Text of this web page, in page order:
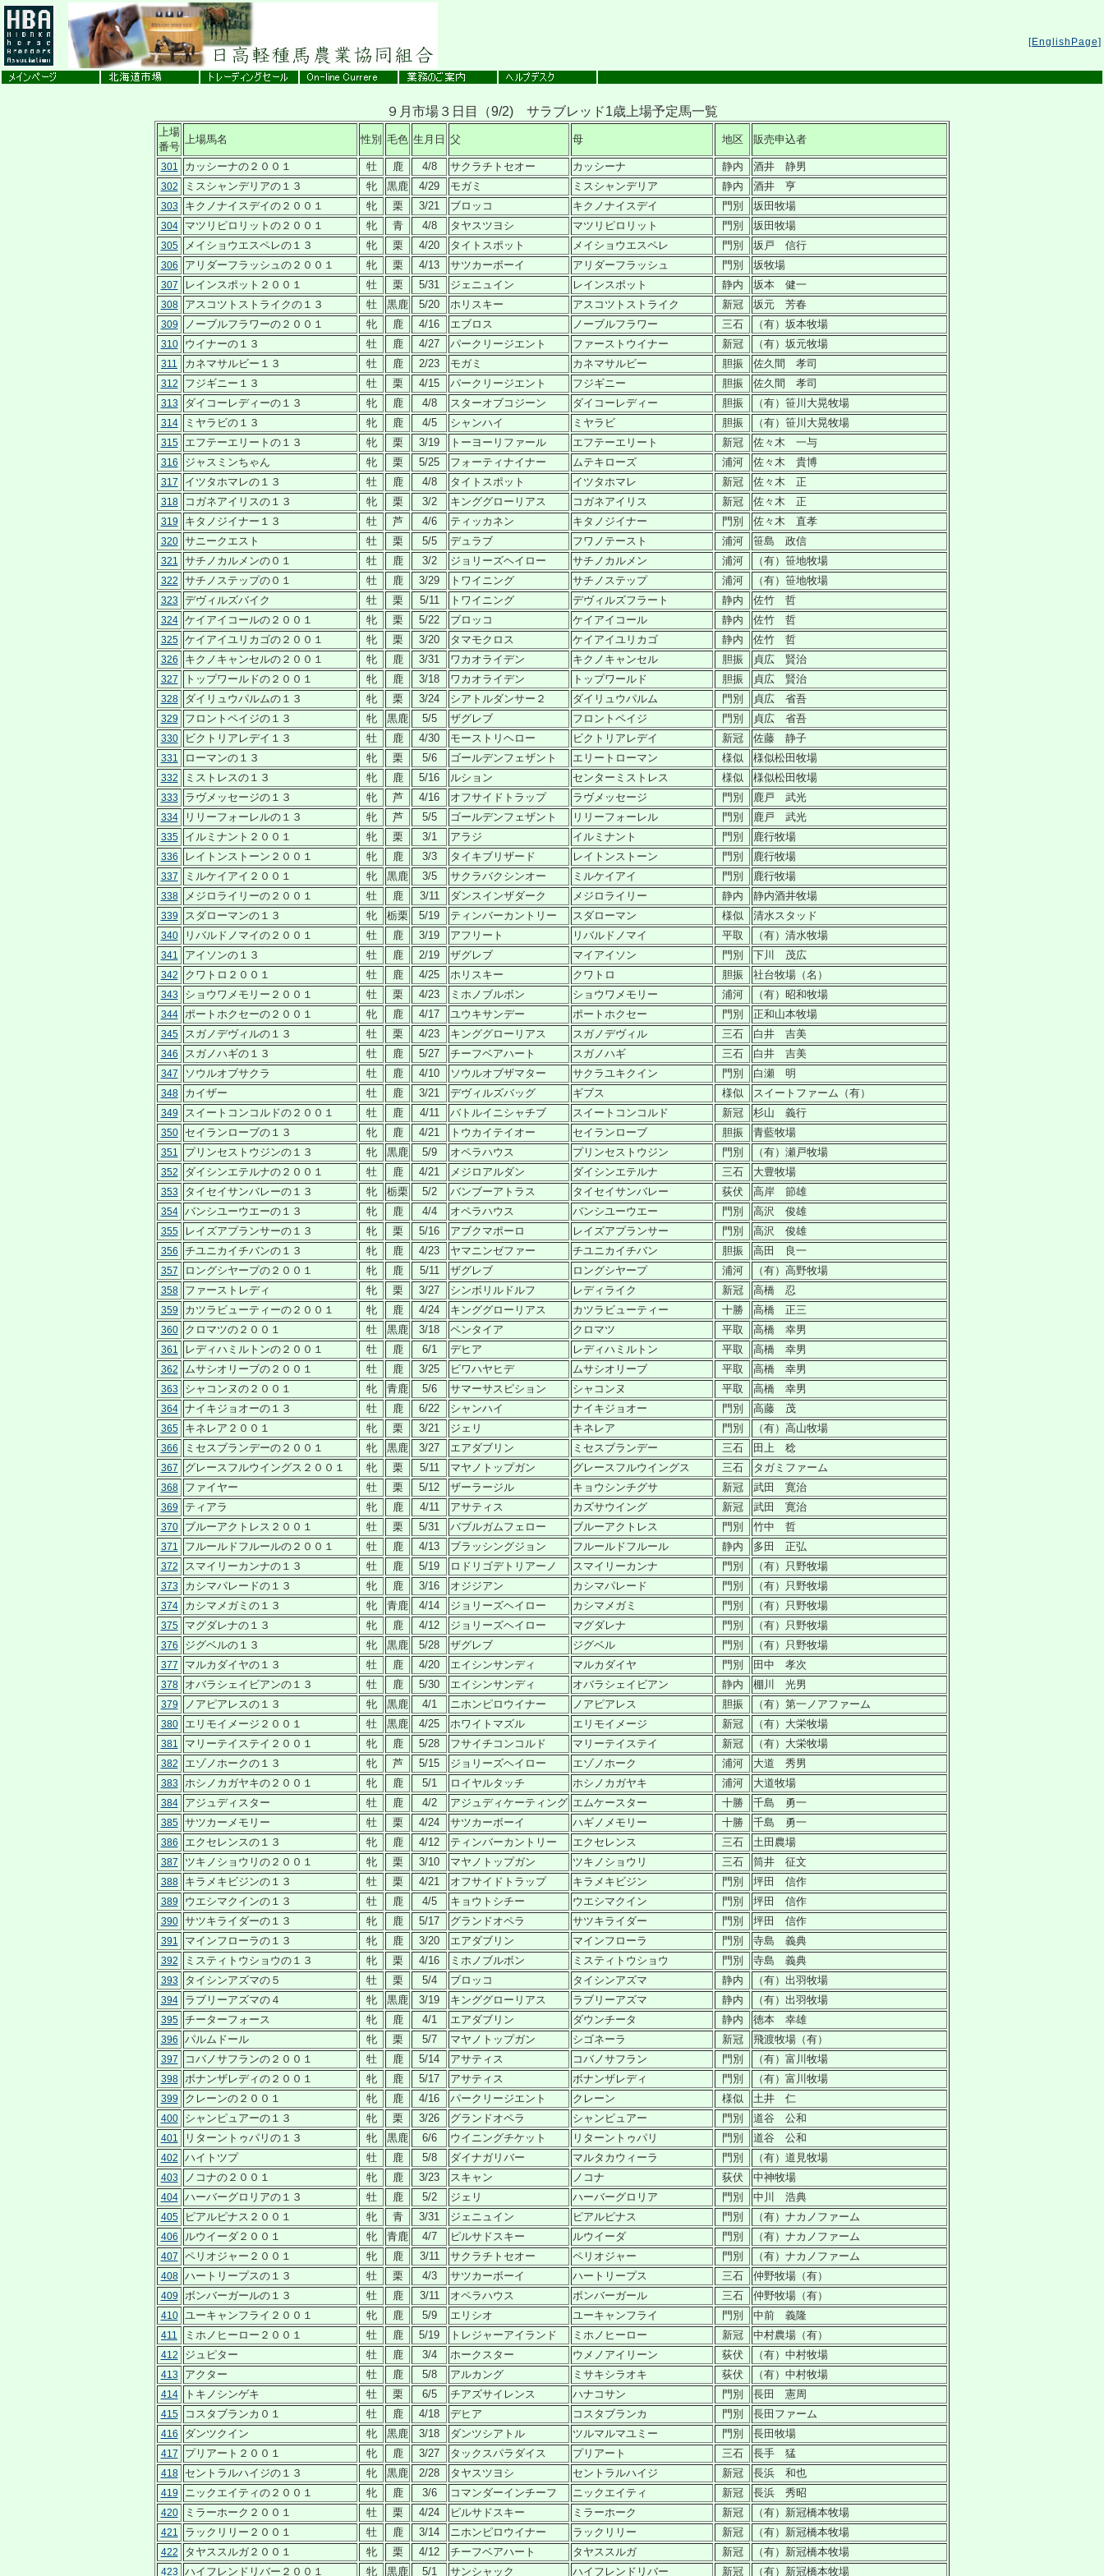
[EnglishPage]
９月市場３日目（9/2) サラブレッド1歳上場予定馬一覧
上場
番号
上場馬名 性別 毛色 生月日 父 母 地区 販売申込者
301 カッシーナの２００１ 牡 鹿 4/8 サクラチトセオー カッシーナ 静内 酒井 静男
302 ミスシャンデリアの１３ 牝 黒鹿 4/29 モガミ ミスシャンデリア 静内 酒井 亨
303 キクノナイスデイの２００１ 牝 栗 3/21 ブロッコ キクノナイスデイ 門別 坂田牧場
304 マツリピロリットの２００１ 牝 青 4/8 タヤスツヨシ マツリピロリット 門別 坂田牧場
305 メイショウエスペレの１３ 牝 栗 4/20 タイトスポット メイショウエスペレ 門別 坂戸 信行
306 アリダーフラッシュの２００１ 牝 栗 4/13 サツカーボーイ アリダーフラッシュ 門別 坂牧場
307 レインスポット２００１ 牡 栗 5/31 ジェニュイン レインスポット 静内 坂本 健一
308 アスコツトストライクの１３ 牡 黒鹿 5/20 ホリスキー アスコツトストライク 新冠 坂元 芳春
309 ノーブルフラワーの２００１ 牝 鹿 4/16 エブロス ノーブルフラワー 三石 （有）坂本牧場
310 ウイナーの１３ 牡 鹿 4/27 パークリージエント ファーストウイナー 新冠 （有）坂元牧場
311 カネマサルビー１３ 牡 鹿 2/23 モガミ カネマサルビー 胆振 佐久間 孝司
312 フジギニー１３ 牡 栗 4/15 パークリージエント フジギニー 胆振 佐久間 孝司
313 ダイコーレディーの１３ 牝 鹿 4/8 スターオブコジーン ダイコーレディー 胆振 （有）笹川大晃牧場
314 ミヤラビの１３ 牝 鹿 4/5 シャンハイ ミヤラビ 胆振 （有）笹川大晃牧場
315 エフテーエリートの１３ 牝 栗 3/19 トーヨーリファール エフテーエリート 新冠 佐々木 一与
316 ジャスミンちゃん 牝 栗 5/25 フォーティナイナー ムテキローズ 浦河 佐々木 貴博
317 イツタホマレの１３ 牡 鹿 4/8 タイトスポット イツタホマレ 新冠 佐々木 正
318 コガネアイリスの１３ 牝 栗 3/2 キンググローリアス コガネアイリス 新冠 佐々木 正
319 キタノジイナー１３ 牡 芦 4/6 ティッカネン キタノジイナー 門別 佐々木 直孝
320 サニークエスト 牡 栗 5/5 デュラブ フワノテースト 浦河 笹島 政信
321 サチノカルメンの０１ 牡 鹿 3/2 ジョリーズヘイロー サチノカルメン 浦河 （有）笹地牧場
322 サチノステップの０１ 牡 鹿 3/29 トワイニング サチノステップ 浦河 （有）笹地牧場
323 デヴィルズバイク 牡 栗 5/11 トワイニング デヴィルズフラート 静内 佐竹 哲
324 ケイアイコールの２００１ 牝 栗 5/22 ブロッコ ケイアイコール 静内 佐竹 哲
325 ケイアイユリカゴの２００１ 牝 栗 3/20 タマモクロス ケイアイユリカゴ 静内 佐竹 哲
326 キクノキャンセルの２００１ 牝 鹿 3/31 ワカオライデン キクノキャンセル 胆振 貞広 賢治
327 トップワールドの２００１ 牝 鹿 3/18 ワカオライデン トップワールド 胆振 貞広 賢治
328 ダイリュウパルムの１３ 牝 栗 3/24 シアトルダンサー２ ダイリュウパルム 門別 貞広 省吾
329 フロントペイジの１３ 牝 黒鹿 5/5 ザグレブ フロントペイジ 門別 貞広 省吾
330 ビクトリアレデイ１３ 牡 鹿 4/30 モーストリヘロー ビクトリアレデイ 新冠 佐藤 静子
331 ローマンの１３ 牝 栗 5/6 ゴールデンフェザント エリートローマン 様似 様似松田牧場
332 ミストレスの１３ 牝 鹿 5/16 ルション センターミストレス 様似 様似松田牧場
333 ラヴメッセージの１３ 牝 芦 4/16 オフサイドトラップ ラヴメッセージ 門別 鹿戸 武光
334 リリーフォーレルの１３ 牝 芦 5/5 ゴールデンフェザント リリーフォーレル 門別 鹿戸 武光
335 イルミナント２００１ 牝 栗 3/1 アラジ イルミナント 門別 鹿行牧場
336 レイトンストーン２００１ 牝 鹿 3/3 タイキブリザード レイトンストーン 門別 鹿行牧場
337 ミルケイアイ２００１ 牝 黒鹿 3/5 サクラバクシンオー ミルケイアイ 門別 鹿行牧場
338 メジロライリーの２００１ 牡 鹿 3/11 ダンスインザダーク メジロライリー 静内 静内酒井牧場
339 スダローマンの１３ 牝 栃栗 5/19 ティンバーカントリー スダローマン 様似 清水スタッド
340 リバルドノマイの２００１ 牡 鹿 3/19 アフリート リバルドノマイ 平取 （有）清水牧場
341 アイソンの１３ 牡 鹿 2/19 ザグレブ マイアイソン 門別 下川 茂広
342 クワトロ２００１ 牡 鹿 4/25 ホリスキー クワトロ 胆振 社台牧場（名）
343 ショウワメモリー２００１ 牡 栗 4/23 ミホノブルボン ショウワメモリー 浦河 （有）昭和牧場
344 ポートホクセーの２００１ 牝 鹿 4/17 ユウキサンデー ポートホクセー 門別 正和山本牧場
345 スガノデヴィルの１３ 牡 栗 4/23 キンググローリアス スガノデヴィル 三石 白井 吉美
346 スガノハギの１３ 牡 鹿 5/27 チーフベアハート スガノハギ 三石 白井 吉美
347 ソウルオブサクラ 牡 鹿 4/10 ソウルオブザマター サクラユキクイン 門別 白瀬 明
348 カイザー 牡 鹿 3/21 デヴィルズバッグ ギブス 様似 スイートファーム（有）
349 スイートコンコルドの２００１ 牡 鹿 4/11 バトルイニシャチブ スイートコンコルド 新冠 杉山 義行
350 セイランローブの１３ 牝 鹿 4/21 トウカイテイオー セイランローブ 胆振 青藍牧場
351 プリンセストウジンの１３ 牝 黒鹿 5/9 オペラハウス プリンセストウジン 門別 （有）瀬戸牧場
352 ダイシンエテルナの２００１ 牡 鹿 4/21 メジロアルダン ダイシンエテルナ 三石 大豊牧場
353 タイセイサンバレーの１３ 牝 栃栗 5/2 バンブーアトラス タイセイサンバレー 荻伏 高岸 節雄
354 バンシユーウエーの１３ 牝 鹿 4/4 オペラハウス バンシユーウエー 門別 高沢 俊雄
355 レイズアプランサーの１３ 牝 栗 5/16 アブクマポーロ レイズアプランサー 門別 高沢 俊雄
356 チユニカイチバンの１３ 牝 鹿 4/23 ヤマニンゼファー チユニカイチバン 胆振 高田 良一
357 ロングシヤープの２００１ 牝 鹿 5/11 ザグレブ ロングシヤープ 浦河 （有）高野牧場
358 ファーストレディ 牝 栗 3/27 シンボリルドルフ レディライク 新冠 高橋 忍
359 カツラビューティーの２００１ 牝 鹿 4/24 キンググローリアス カツラビューティー 十勝 高橋 正三
360 クロマツの２００１ 牡 黒鹿 3/18 ペンタイア クロマツ 平取 高橋 幸男
361 レディハミルトンの２００１ 牡 鹿 6/1 デヒア レディハミルトン 平取 高橋 幸男
362 ムサシオリーブの２００１ 牡 鹿 3/25 ビワハヤヒデ ムサシオリーブ 平取 高橋 幸男
363 シャコンヌの２００１ 牝 青鹿 5/6 サマーサスピション シャコンヌ 平取 高橋 幸男
364 ナイキジョオーの１３ 牡 鹿 6/22 シャンハイ ナイキジョオー 門別 高藤 茂
365 キネレア２００１ 牝 栗 3/21 ジェリ キネレア 門別 （有）高山牧場
366 ミセスブランデーの２００１ 牝 黒鹿 3/27 エアダブリン ミセスブランデー 三石 田上 稔
367 グレースフルウイングス２００１ 牝 栗 5/11 マヤノトップガン グレースフルウイングス 三石 タガミファーム
368 ファイヤー 牡 栗 5/12 ザーラージル キョウシンチグサ 新冠 武田 寛治
369 ティアラ 牝 鹿 4/11 アサティス カズサウイング 新冠 武田 寛治
370 ブルーアクトレス２００１ 牡 栗 5/31 バブルガムフェロー ブルーアクトレス 門別 竹中 哲
371 フルールドフルールの２００１ 牡 鹿 4/13 ブラッシングジョン フルールドフルール 静内 多田 正弘
372 スマイリーカンナの１３ 牡 鹿 5/19 ロドリゴデトリアーノ スマイリーカンナ 門別 （有）只野牧場
373 カシマパレードの１３ 牝 鹿 3/16 オジジアン カシマパレード 門別 （有）只野牧場
374 カシマメガミの１３ 牝 青鹿 4/14 ジョリーズヘイロー カシマメガミ 門別 （有）只野牧場
375 マグダレナの１３ 牝 鹿 4/12 ジョリーズヘイロー マグダレナ 門別 （有）只野牧場
376 ジグベルの１３ 牝 黒鹿 5/28 ザグレブ ジグベル 門別 （有）只野牧場
377 マルカダイヤの１３ 牡 鹿 4/20 エイシンサンディ マルカダイヤ 門別 田中 孝次
378 オバラシェイビアンの１３ 牡 鹿 5/30 エイシンサンディ オバラシェイビアン 静内 棚川 光男
379 ノアピアレスの１３ 牝 黒鹿 4/1 ニホンピロウイナー ノアピアレス 胆振 （有）第一ノアファーム
380 エリモイメージ２００１ 牡 黒鹿 4/25 ホワイトマズル エリモイメージ 新冠 （有）大栄牧場
381 マリーテイステイ２００１ 牝 鹿 5/28 フサイチコンコルド マリーテイステイ 新冠 （有）大栄牧場
382 エゾノホークの１３ 牝 芦 5/15 ジョリーズヘイロー エゾノホーク 浦河 大道 秀男
383 ホシノカガヤキの２００１ 牝 鹿 5/1 ロイヤルタッチ ホシノカガヤキ 浦河 大道牧場
384 アジュディスター 牡 鹿 4/2 アジュディケーティング エムケースター 十勝 千島 勇一
385 サツカーメモリー 牡 栗 4/24 サツカーボーイ ハギノメモリー 十勝 千島 勇一
386 エクセレンスの１３ 牝 鹿 4/12 ティンバーカントリー エクセレンス 三石 土田農場
387 ツキノショウリの２００１ 牝 栗 3/10 マヤノトップガン ツキノショウリ 三石 筒井 征文
388 キラメキビジンの１３ 牡 栗 4/21 オフサイドトラップ キラメキビジン 門別 坪田 信作
389 ウエシマクインの１３ 牡 鹿 4/5 キョウトシチー ウエシマクイン 門別 坪田 信作
390 サツキライダーの１３ 牝 鹿 5/17 グランドオペラ サツキライダー 門別 坪田 信作
391 マインフローラの１３ 牝 鹿 3/20 エアダブリン マインフローラ 門別 寺島 義典
392 ミスティトウショウの１３ 牝 栗 4/16 ミホノブルボン ミスティトウショウ 門別 寺島 義典
393 タイシンアズマの５ 牡 栗 5/4 ブロッコ タイシンアズマ 静内 （有）出羽牧場
394 ラブリーアズマの４ 牝 黒鹿 3/19 キンググローリアス ラブリーアズマ 静内 （有）出羽牧場
395 チーターフォース 牝 鹿 4/1 エアダブリン ダウンチータ 静内 徳本 幸雄
396 パルムドール 牝 栗 5/7 マヤノトップガン シゴネーラ 新冠 飛渡牧場（有）
397 コバノサフランの２００１ 牡 鹿 5/14 アサティス コバノサフラン 門別 （有）富川牧場
398 ボナンザレディの２００１ 牝 鹿 5/17 アサティス ボナンザレディ 門別 （有）富川牧場
399 クレーンの２００１ 牝 鹿 4/16 パークリージエント クレーン 様似 土井 仁
400 シャンピュアーの１３ 牝 栗 3/26 グランドオペラ シャンピュアー 門別 道谷 公和
401 リターントゥパリの１３ 牝 黒鹿 6/6 ウイニングチケット リターントゥパリ 門別 道谷 公和
402 ハイトツプ 牡 鹿 5/8 ダイナガリバー マルタカウィーラ 門別 （有）道見牧場
403 ノコナの２００１ 牝 鹿 3/23 スキャン ノコナ 荻伏 中神牧場
404 ハーバーグロリアの１３ 牡 鹿 5/2 ジェリ ハーバーグロリア 門別 中川 浩典
405 ピアルピナス２００１ 牝 青 3/31 ジェニュイン ピアルピナス 門別 （有）ナカノファーム
406 ルウイーダ２００１ 牝 青鹿 4/7 ピルサドスキー ルウイーダ 門別 （有）ナカノファーム
407 ペリオジャー２００１ 牝 鹿 3/11 サクラチトセオー ペリオジャー 門別 （有）ナカノファーム
408 ハートリープスの１３ 牡 栗 4/3 サツカーボーイ ハートリープス 三石 仲野牧場（有）
409 ボンバーガールの１３ 牡 鹿 3/11 オペラハウス ボンバーガール 三石 仲野牧場（有）
410 ユーキャンフライ２００１ 牝 鹿 5/9 エリシオ ユーキャンフライ 門別 中前 義隆
411 ミホノヒーロー２００１ 牡 鹿 5/19 トレジャーアイランド ミホノヒーロー 新冠 中村農場（有）
412 ジュピター 牡 鹿 3/4 ホークスター ウメノアイリーン 荻伏 （有）中村牧場
413 アクター 牡 鹿 5/8 アルカング ミサキシラオキ 荻伏 （有）中村牧場
414 トキノシンゲキ 牡 栗 6/5 チアズサイレンス ハナコサン 門別 長田 憲周
415 コスタブランカ０１ 牡 鹿 4/18 デヒア コスタブランカ 門別 長田ファーム
416 ダンツクイン 牝 黒鹿 3/18 ダンツシアトル ツルマルマユミー 門別 長田牧場
417 プリアート２００１ 牝 鹿 3/27 タックスパラダイス プリアート 三石 長手 猛
418 セントラルハイジの１３ 牝 黒鹿 2/28 タヤスツヨシ セントラルハイジ 新冠 長浜 和也
419 ニックエイティの２００１ 牝 鹿 3/6 コマンダーインチーフ ニックエイティ 新冠 長浜 秀昭
420 ミラーホーク２００１ 牡 栗 4/24 ピルサドスキー ミラーホーク 新冠 （有）新冠橋本牧場
421 ラックリリー２００１ 牡 鹿 3/14 ニホンピロウイナー ラックリリー 新冠 （有）新冠橋本牧場
422 タヤススルガ２００１ 牝 栗 4/12 チーフベアハート タヤススルガ 新冠 （有）新冠橋本牧場
423 ハイフレンドリバー２００１ 牝 黒鹿 5/1 サンシャック ハイフレンドリバー 新冠 （有）新冠橋本牧場